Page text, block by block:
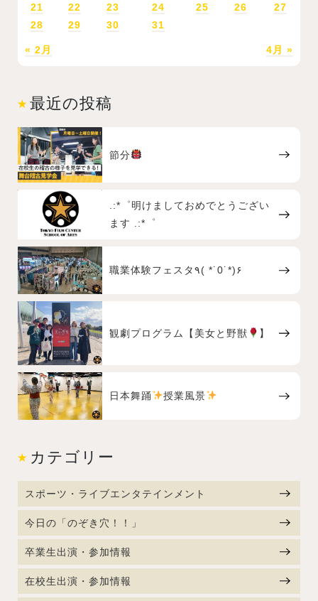
« 2月 4月 »
21
22 23 24 25 26
27
28
29 30 31
最近の投稿
節分
.:*゜明けましておめでとうござい
ます .:*゜
職業体験フェスタ٩( *˙0˙*)۶
観劇プログラム【美女と野獣 】
日本舞踊 授業風景
カテゴリー
スポーツ・ライブエンタテインメント
今日の「のぞき穴！！」
卒業生出演・参加情報
在校生出演・参加情報